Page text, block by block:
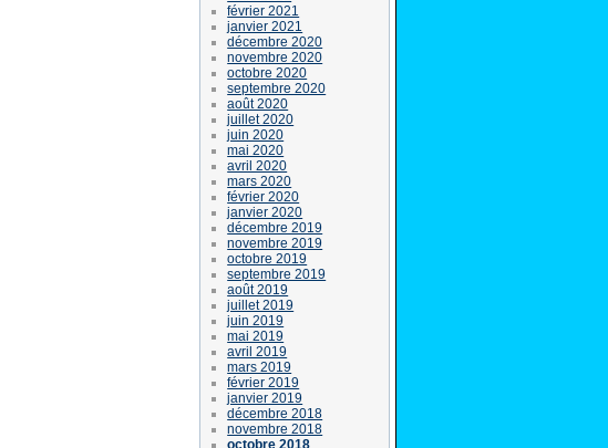
février 2021
janvier 2021
décembre 2020
novembre 2020
octobre 2020
septembre 2020
août 2020
juillet 2020
juin 2020
mai 2020
avril 2020
mars 2020
février 2020
janvier 2020
décembre 2019
novembre 2019
octobre 2019
septembre 2019
août 2019
juillet 2019
juin 2019
mai 2019
avril 2019
mars 2019
février 2019
janvier 2019
décembre 2018
novembre 2018
octobre 2018